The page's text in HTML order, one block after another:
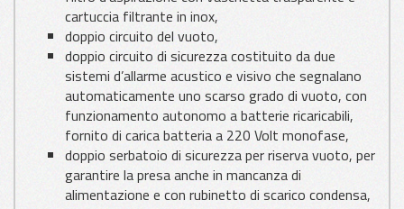
cartuccia filtrante in inox,
doppio circuito del vuoto,
doppio circuito di sicurezza costituito da due
sistemi d’allarme acustico e visivo che segnalano
automaticamente uno scarso grado di vuoto, con
funzionamento autonomo a batterie ricaricabili,
fornito di carica batteria a 220 Volt monofase,
doppio serbatoio di sicurezza per riserva vuoto, per
garantire la presa anche in mancanza di
alimentazione e con rubinetto di scarico condensa,